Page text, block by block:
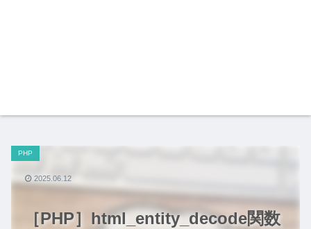
［PHP］html_entity_decode関数
PHP
2025.06.12